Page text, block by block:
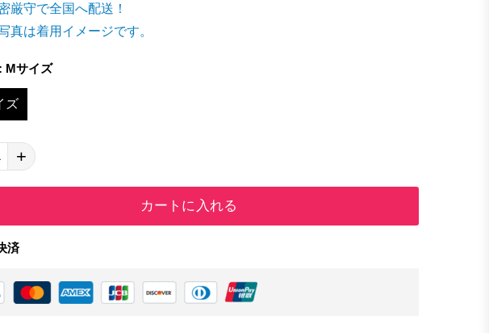
厳守で全国へ配送！
真は着用イメージです。
Mサイズ
ズ
+
カートに入れる
済